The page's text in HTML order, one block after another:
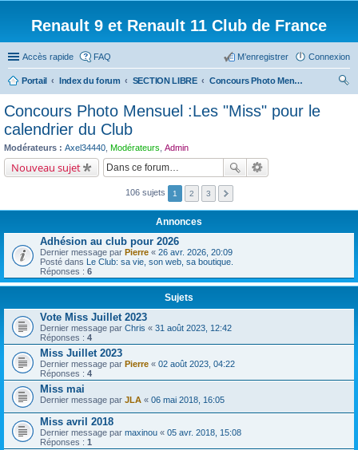
Renault 9 et Renault 11 Club de France
Accès rapide FAQ Connexion
M’enregistrer
Portail Index du forum SECTION LIBRE
Concours Photo Mensuel :Les "Miss" pour le calendrier du Club
Concours Photo Mensuel :Les "Miss" pour le
calendrier du Club
Modérateurs : Axel34440 Modérateurs Admin
Nouveau sujet
106 sujets 1 2 3
Annonces
Adhésion au club pour 2026
Dernier message par Pierre « 26 avr. 2026, 20:09
Posté dans Le Club: sa vie, son web, sa boutique.
Réponses : 6
Sujets
Vote Miss Juillet 2023
Dernier message par Chris « 31 août 2023, 12:42
Réponses : 4
Miss Juillet 2023
Dernier message par Pierre « 02 août 2023, 04:22
Réponses : 4
Miss mai
Dernier message par JLA « 06 mai 2018, 16:05
Miss avril 2018
Dernier message par maxinou « 05 avr. 2018, 15:08
Réponses : 1